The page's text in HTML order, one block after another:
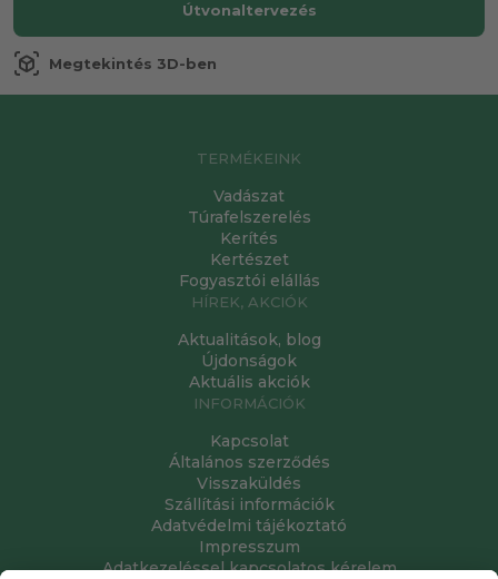
Útvonaltervezés
view_in_ar Megtekintés 3D-ben
TERMÉKEINK
Vadászat
Túrafelszerelés
Kerítés
Kertészet
Fogyasztói elállás
HÍREK, AKCIÓK
Aktualitások, blog
Újdonságok
Aktuális akciók
INFORMÁCIÓK
Kapcsolat
Általános szerződés
Visszaküldés
Szállítási információk
Adatvédelmi tájékoztató
Impresszum
Adatkezeléssel kapcsolatos kérelem